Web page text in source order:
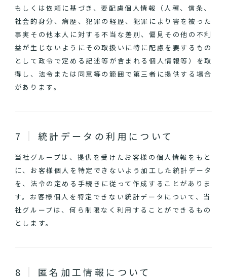
もしくは依頼に基づき、要配慮個人情報（人種、信条、
社会的身分、病歴、犯罪の経歴、犯罪により害を被った
事実その他本人に対する不当な差別、偏見その他の不利
益が生じないようにその取扱いに特に配慮を要するもの
として政令で定める記述等が含まれる個人情報等）を取
得し、法令または同意等の範囲で第三者に提供する場合
があります。
統計データの利用について
当社グループは、提供を受けたお客様の個人情報をもと
に、お客様個人を特定できないよう加工した統計データ
を、法令の定める手続きに従って作成することがありま
す。お客様個人を特定できない統計データについて、当
社グループは、何ら制限なく利用することができるもの
とします。
匿名加工情報について